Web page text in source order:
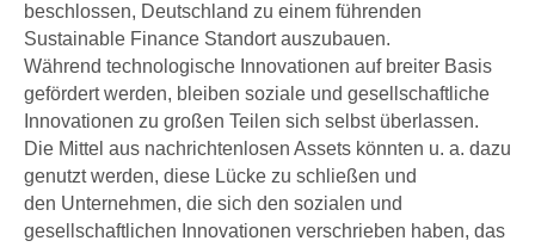
beschlossen, Deutschland zu einem führenden
Sustainable Finance Standort auszubauen.
Während technologische Innovationen auf breiter Basis
gefördert werden, bleiben soziale und gesellschaftliche
Innovationen zu großen Teilen sich selbst überlassen.
Die Mittel aus nachrichtenlosen Assets könnten u. a. dazu
genutzt werden, diese Lücke zu schließen und
den Unternehmen, die sich den sozialen und
gesellschaftlichen Innovationen verschrieben haben, das